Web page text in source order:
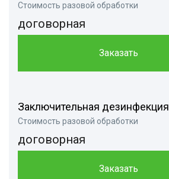
Стоимость разовой обработки
договорная
Заказать
Заключительная дезинфекция
Стоимость разовой обработки
договорная
Заказать